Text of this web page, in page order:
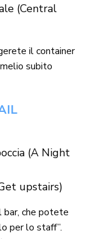
(Central
il container
subito
(A Night
upstairs)
bar, che potete
per lo staff”.